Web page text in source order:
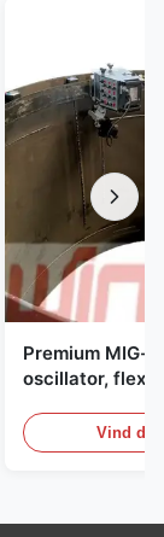
Premium MIG-
oscillator,
drukvatenVind de